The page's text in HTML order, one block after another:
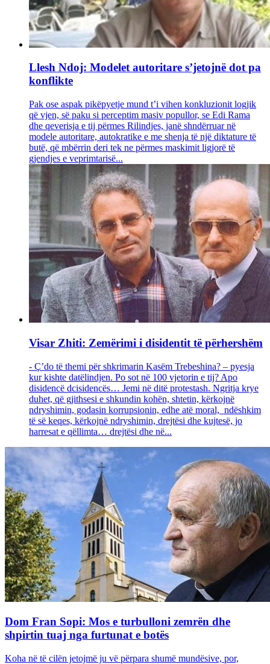
Llesh Ndoj: Modelet autoritare s’jetojnë dot pa
konflikte
Pak ose aspak pikëpyetje mund t’i vihen konkluzionit logjik
që vjen, së paku si perceptim masiv popullor, se Edi Rama
dhe qeverisja e tij përmes Rilindjes, janë shndërruar në
modele autoritare, autokratike e me shenja të një diktature të
butë, që mbërrin deri tek ne përmes maskimit ligjorë të
gjendjes e veprimtarisë...
Visar Zhiti: Zemërimi i disidentit të përhershëm
- Ç’do të themi për shkrimarin Kasëm Trebeshina? – pyesja
kur kishte datëlindjen. Po sot në 100 vjetorin e tij? Apo
disidencë dcisidencës… Jemi në ditë protestash. Ngritja krye
duhet, që gjithsesi e shkundin kohën, shtetin, kërkojnë
ndryshimin, godasin korrupsionin, edhe atë moral, ndëshkim
të së keqes, kërkojnë ndryshimin, drejtësi dhe kujtesë, jo
harresat e qëllimta… drejtësi dhe në...
Dom Fran Sopi: Mos e turbulloni zemrën dhe
shpirtin tuaj nga furtunat e botës
Koha në të cilën jetojmë ju vë përpara shumë mundësive, por,